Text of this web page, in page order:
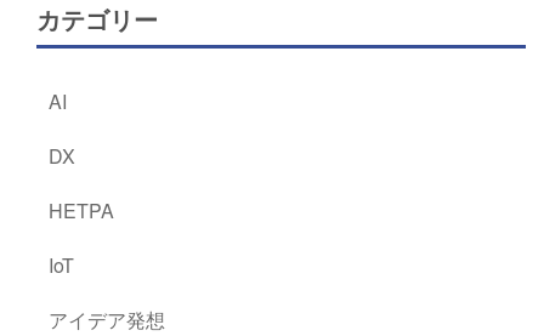
カテゴリー
AI
DX
HETPA
IoT
アイデア発想